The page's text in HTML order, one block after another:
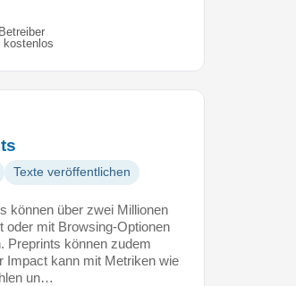
kostenlos
Texte veröffentlichen
können über zwei Millionen
oder mit Browsing-Optionen
Preprints können zudem
Impact kann mit Metriken wie
un…